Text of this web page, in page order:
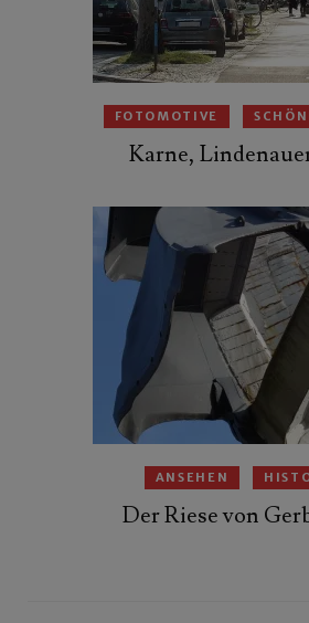
FOTOMOTIVE
Karne,
ANSEHEN
Der Riese von